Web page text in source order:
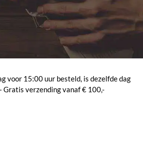
voor 15:00 uur besteld, is dezelfde dag
Gratis verzending vanaf € 100,-